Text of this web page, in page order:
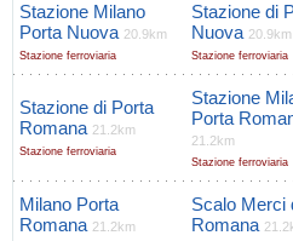
Stazione Milano
Porta Nuova 20.9km
Stazione ferroviaria
Stazione di
Nuova 20.9km
Stazione ferroviaria
Stazione di Porta
Romana 21.2km
Stazione ferroviaria
Stazione
Porta
21.2km
Stazione ferroviaria
Milano Porta
Romana 21.2km
Scalo Merci
Romana